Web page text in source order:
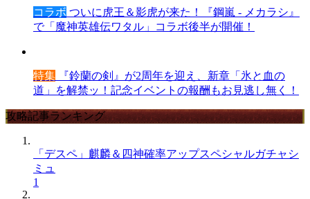
コラボ ついに虎王＆影虎が来た！『鋼嵐 - メカラシ』
で「魔神英雄伝ワタル」コラボ後半が開催！
特集 『鈴蘭の剣』が2周年を迎え、新章「氷と血の
道」を解禁ッ！記念イベントの報酬もお見逃し無く！
攻略記事ランキング
「デスペ」麒麟＆四神確率アップスペシャルガチャシ
ミュ
1